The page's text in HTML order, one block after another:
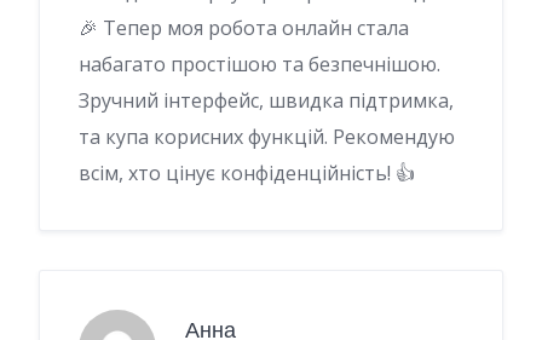
🎉 Тепер моя робота онлайн стала
набагато простішою та безпечнішою.
Зручний інтерфейс, швидка підтримка,
та купа корисних функцій. Рекомендую
всім, хто цінує конфіденційність! 👍
Анна